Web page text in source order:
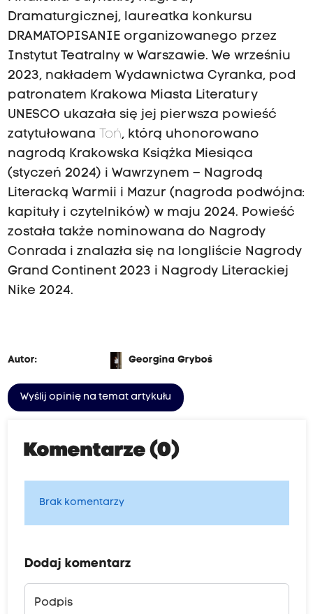
Dramaturgicznej, laureatka konkursu
DRAMATOPISANIE organizowanego przez
Instytut Teatralny w Warszawie. We wrześniu
2023, nakładem Wydawnictwa Cyranka, pod
patronatem Krakowa Miasta Literatury
UNESCO ukazała się jej pierwsza powieść
zatytułowana Toń, którą uhonorowano
nagrodą Krakowska Książka Miesiąca
(styczeń 2024) i Wawrzynem – Nagrodą
Literacką Warmii i Mazur (nagroda podwójna:
kapituły i czytelników) w maju 2024. Powieść
została także nominowana do Nagrody
Conrada i znalazła się na longliście Nagrody
Grand Continent 2023 i Nagrody Literackiej
Nike 2024.
Autor: Georgina Gryboś
Wyślij opinię na temat artykułu
Komentarze (0)
Brak komentarzy
Dodaj komentarz
Podpis